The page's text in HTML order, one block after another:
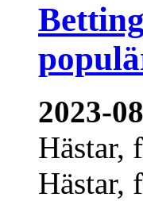
2023-
Hästar,
Hästar,